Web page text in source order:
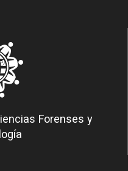
Forenses y